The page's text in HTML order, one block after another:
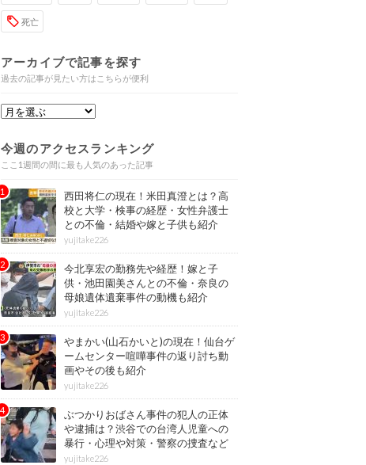
死亡
アーカイブで記事を探す
過去の記事が見たい方はこちらが便利
今週のアクセスランキング
ここ1週間の間に最も人気のあった記事
西田将仁の現在！米田真澄とは？高
校と大学・検事の経歴・女性弁護士
との不倫・結婚や嫁と子供も紹介
yujitake226
今北享宏の勤務先や経歴！嫁と子
供・池田園美さんとの不倫・奈良の
母娘遺体遺棄事件の動機も紹介
yujitake226
やまかい(山石かいと)の現在！仙台ゲ
ームセンター喧嘩事件の返り討ち動
画やその後も紹介
yujitake226
ぶつかりおばさん事件の犯人の正体
や逮捕は？渋谷での台湾人児童への
暴行・心理や対策・警察の捜査など
その後も紹介
yujitake226